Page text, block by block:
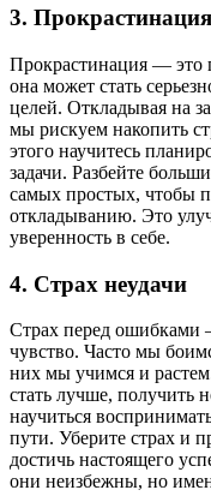
3. Прокрастинация
Прокрастинация — это
она может стать
целей. Откладывая на
мы рискуем накопить
этого научитесь
задачи. Разбейте
самых простых, чтобы
откладыванию. Это
уверенность в себе.
4. Страх неудачи
Страх перед ошибками
чувство. Часто мы
них мы учимся и
стать лучше, получить
научиться
пути. Уберите страх и
достичь настоящего
они неизбежны, но